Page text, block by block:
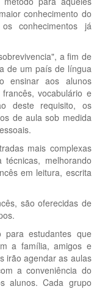
conhecimento do
conhecimentos já
a fim de
de um país de língua
ensinar aos alunos
vocabulário e
deste requisito, os
de aula sob medida
mais complexas
melhorando
em leitura, escrita
são oferecidas de
estudantes que
a família, amigos e
irão agendar as aulas
a conveniência do
alunos. Cada grupo